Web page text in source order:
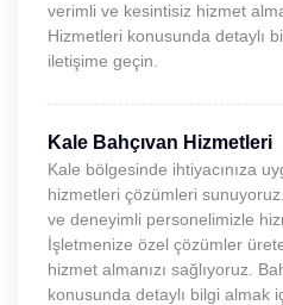
verimli ve kesintisiz hizmet
Hizmetleri konusunda detaylı
iletişime geçin.
Kale Bahçıvan Hizmetleri
Kale bölgesinde ihtiyacınıza
hizmetleri çözümleri
ve deneyimli personelimizle
İşletmenize özel çözümler
hizmet almanızı sağlıyoruz.
konusunda detaylı bilgi almak